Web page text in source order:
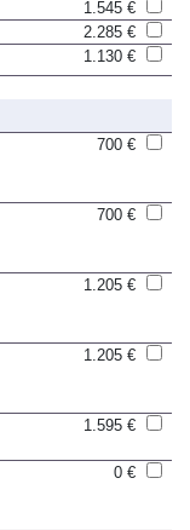
1.545 €
2.285 €
1.130 €
700 €
700 €
1.205 €
1.205 €
1.595 €
0 €